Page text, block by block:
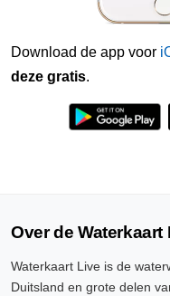
Download de app voor
deze gratis.
Over de Waterkaart
Waterkaart Live is de
Duitsland en grote delen